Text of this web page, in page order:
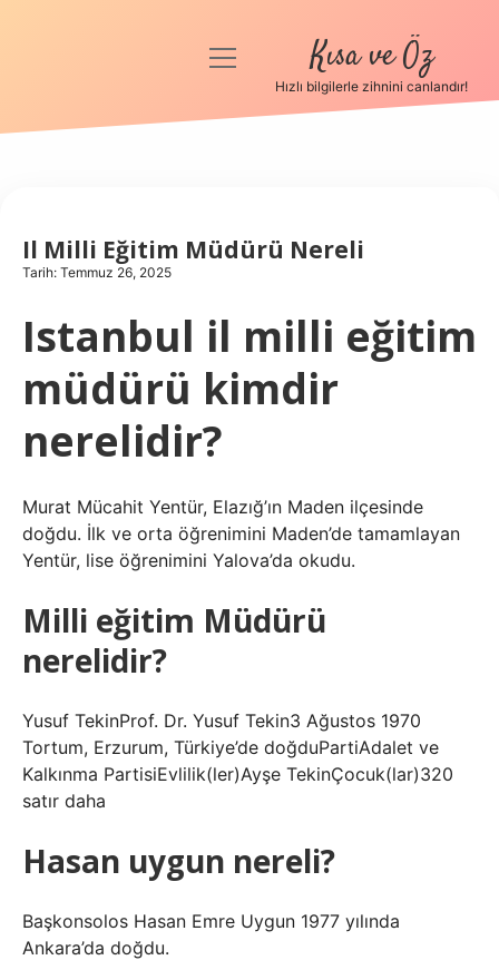
Anasayfa
Hakkımızda
menüyü
Kısa ve Öz
Hızlı bilgilerle zihnini canlandır!
Il Milli Eğitim Müdürü Nereli
Tarih: Temmuz 26, 2025
Istanbul il milli eğitim
müdürü kimdir
nerelidir?
Murat Mücahit Yentür, Elazığ’ın Maden ilçesinde
doğdu. İlk ve orta öğrenimini Maden’de tamamlayan
Yentür, lise öğrenimini Yalova’da okudu.
Milli eğitim Müdürü
nerelidir?
Yusuf TekinProf. Dr. Yusuf Tekin3 Ağustos 1970
Tortum, Erzurum, Türkiye’de doğduPartiAdalet ve
Kalkınma PartisiEvlilik(ler)Ayşe TekinÇocuk(lar)320
satır daha
Hasan uygun nereli?
Başkonsolos Hasan Emre Uygun 1977 yılında
Ankara’da doğdu.